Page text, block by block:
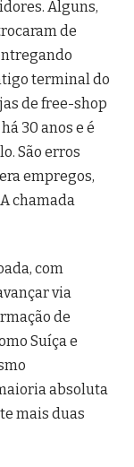
Alguns,
de
terminal do
de free-shop
30 anos e é
São erros
empregos,
chamada
com
via
de
Suíça e
absoluta
mais duas